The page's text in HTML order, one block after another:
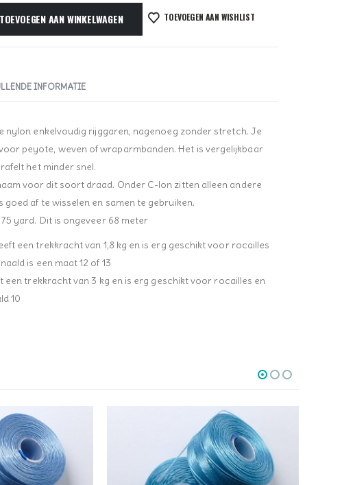
TOEVOEGEN AAN WINKELWAGEN TOEVOEGEN AAN WISHLIST
INFORMATIE
nylon enkelvoudig rijggaren, nagenoeg zonder stretch. Je
peyote, weven of wraparmbanden. Het is vergelijkbaar
het minder snel.
voor dit soort draad. Onder C-lon zitten alleen andere
goed af te wisselen en samen te gebruiken.
yard. Dit is ongeveer 68 meter
een trekkracht van 1,8 kg en is erg geschikt voor rocailles
is een maat 12 of 13
een trekkracht van 3 kg en is erg geschikt voor rocailles en
10